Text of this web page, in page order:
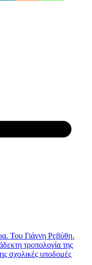
Του Γιάννη Ρεβύθη.
τροπολογία της
σχολικές υποδομές